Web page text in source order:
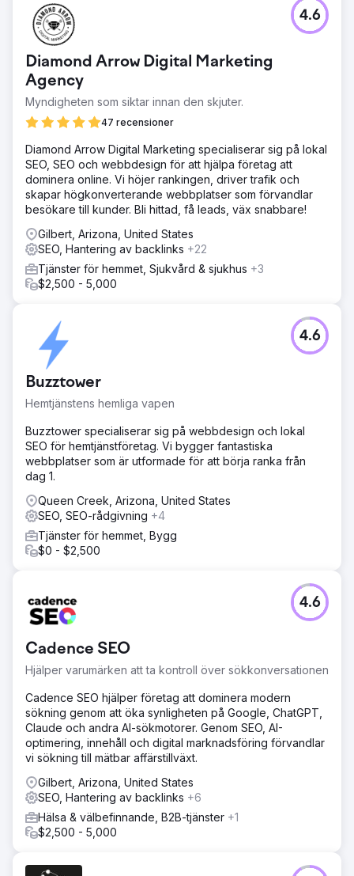
Utmaning
Vår kund var ett privat kardiovaskulärt sjukhus med flera
kliniker i Singapore som kämpade med lågt antal nya
patienter på grund av bristande synlighet online och en
konkurrensutsatt marknad.
Lösning
Vi genomförde en fullständig SEO-kampanj för att stärka
deras närvaro i sökmotorer och lokala listningar: -
kardiologifokuserat blogginnehåll om vanliga sökämnen
per målgrupp. - Lokal SEO-optimering i alla klinikers
Google Business-profiler. Implementerade ett system för
att begära recensioner för att öka patientrecensioner och
förtroende. - Förbättringar av webbplatshastighet och
Resultat
En ökning på 1954 % i organisk trafik åtföljd av
motsvarande stark tillväxt av nya patienter. Detta gjorde
det möjligt för kliniken att utöka sin patientbas från främst
Diamond Arrow Digital Marketing
Agency
Myndigheten som siktar innan den skjuter.
47 recensioner
4.6
Diamond Arrow Digital Marketing specialiserar sig på lokal
SEO, SEO och webbdesign för att hjälpa företag att
dominera online. Vi höjer rankingen, driver trafik och
skapar högkonverterande webbplatser som förvandlar
besökare till kunder. Bli hittad, få leads, väx snabbare!
Gilbert, Arizona, United States
SEO, Hantering av backlinks +22
Tjänster för hemmet, Sjukvård & sjukhus +3
$2,500 - 5,000
Buzztower
Hemtjänstens hemliga vapen
4.6
Buzztower specialiserar sig på webbdesign och lokal
SEO för hemtjänstföretag. Vi bygger fantastiska
webbplatser som är utformade för att börja ranka från
dag 1.
Queen Creek, Arizona, United States
SEO, SEO-rådgivning +4
Tjänster för hemmet, Bygg
$0 - $2,500
Cadence SEO
Hjälper varumärken att ta kontroll över sökkonversationen
4.6
Cadence SEO hjälper företag att dominera modern
sökning genom att öka synligheten på Google, ChatGPT,
Claude och andra AI-sökmotorer. Genom SEO, AI-
optimering, innehåll och digital marknadsföring förvandlar
vi sökning till mätbar affärstillväxt.
Gilbert, Arizona, United States
SEO, Hantering av backlinks +6
Hälsa & välbefinnande, B2B-tjänster +1
$2,500 - 5,000